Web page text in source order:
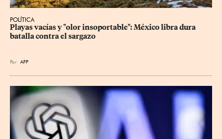
POLÍTICA
Playas vacías y "olor insoportable": México libra dura
batalla contra el sargazo
Por AFP